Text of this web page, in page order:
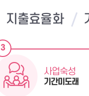
지출효율화
3
사업숙성
기간미도래